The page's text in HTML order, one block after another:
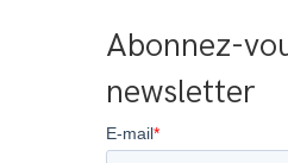
Abonnez-
newsletter